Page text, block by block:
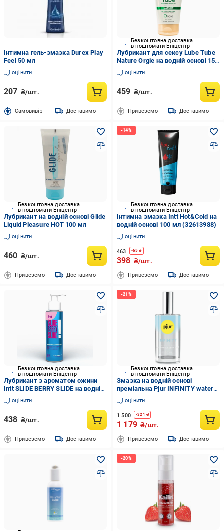
Інтимна гель-змазка Durex Play
Feel 50 мл
оцінити
207 ₴/шт.
Cамовивіз Доставимо
Безкоштовна доставка
в поштомати Епіцентр
Лубрикант для сексу Lube Tube
Nature Orgie на водній основі 150
мл (1606343677)
оцінити
459 ₴/шт.
Привеземо Доставимо
Безкоштовна доставка
в поштомати Епіцентр
Лубрикант на водній основі Glide
Liquid Pleasure HOT 100 мл
оцінити
460 ₴/шт.
Привеземо Доставимо
Безкоштовна доставка
в поштомати Епіцентр
Інтимна змазка Intt Hot&Cold на
водній основі 100 мл (32613988)
оцінити
463 -65 ₴
398 ₴/шт.
Привеземо Доставимо
Безкоштовна доставка
в поштомати Епіцентр
Лубрикант з ароматом ожини
Intt SLIDE BERRY SLIDE на водній
основі 100 мл
оцінити
438 ₴/шт.
Привеземо Доставимо
Безкоштовна доставка
в поштомати Епіцентр
Змазка на водній основі
преміальна Pjur INFINITY water-
based без віддушок та
консервантів 50 мл
(2179348070)
оцінити
1 500 -321 ₴
1 179 ₴/шт.
Привеземо Доставимо